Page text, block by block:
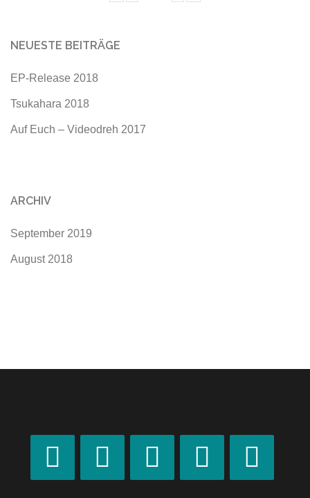
NEUESTE BEITRÄGE
EP-Release 2018
Tsukahara 2018
Auf Euch – Videodreh 2017
ARCHIV
September 2019
August 2018